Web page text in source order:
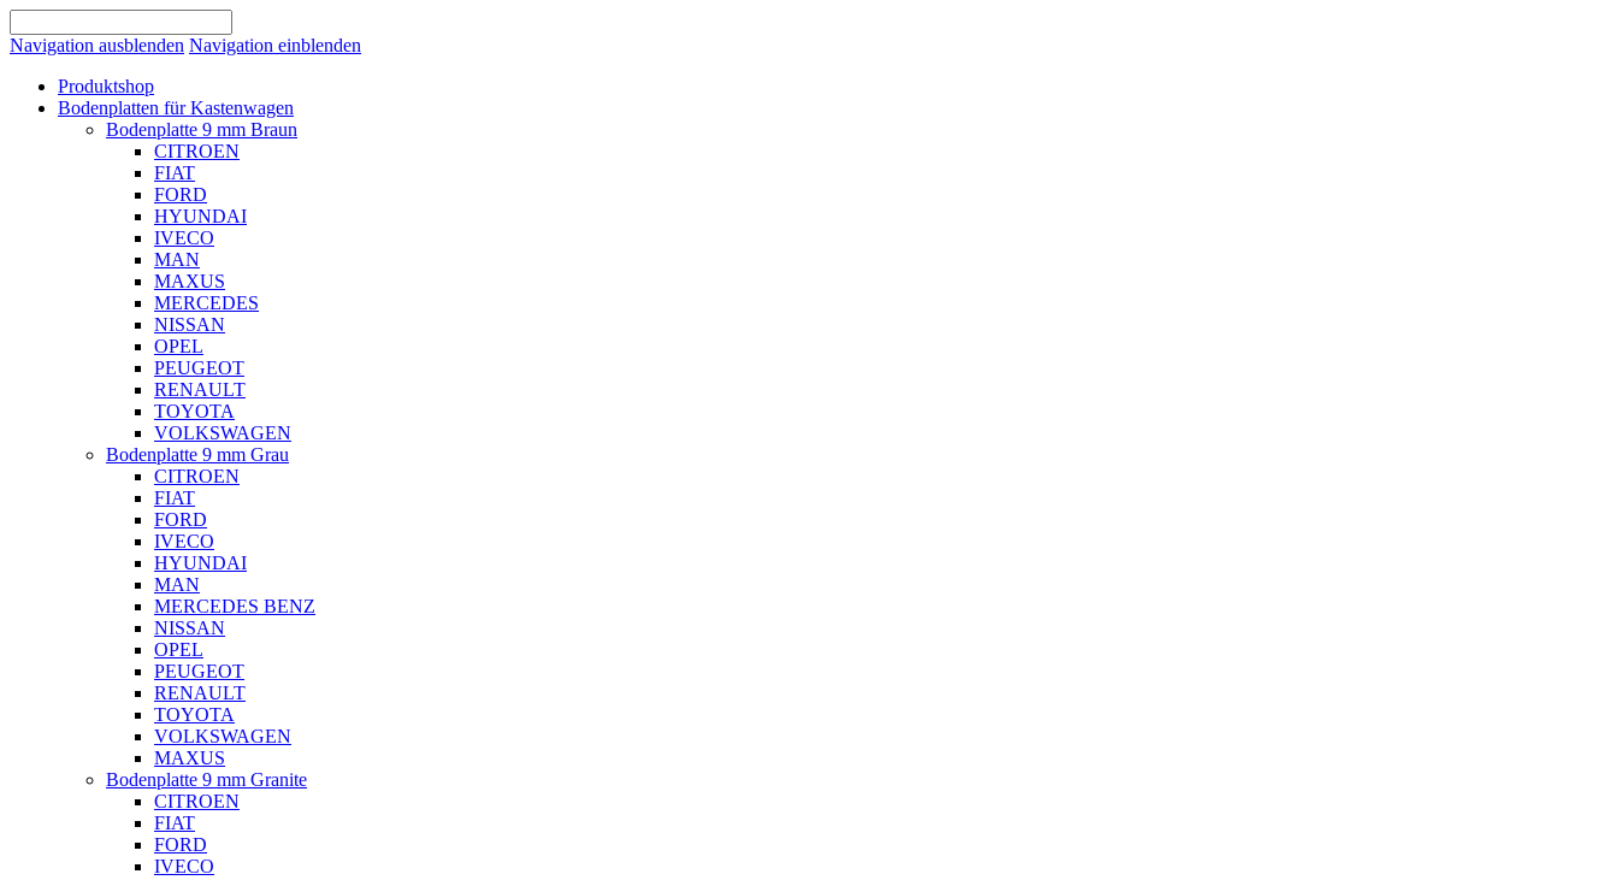
Navigation ausblenden Navigation einblenden
Produktshop
Bodenplatten für Kastenwagen
Bodenplatte 9 mm Braun
CITROEN
FIAT
FORD
HYUNDAI
IVECO
MAN
MAXUS
MERCEDES
NISSAN
OPEL
PEUGEOT
RENAULT
TOYOTA
VOLKSWAGEN
Bodenplatte 9 mm Grau
CITROEN
FIAT
FORD
IVECO
HYUNDAI
MAN
MERCEDES BENZ
NISSAN
OPEL
PEUGEOT
RENAULT
TOYOTA
VOLKSWAGEN
MAXUS
Bodenplatte 9 mm Granite
CITROEN
FIAT
FORD
IVECO